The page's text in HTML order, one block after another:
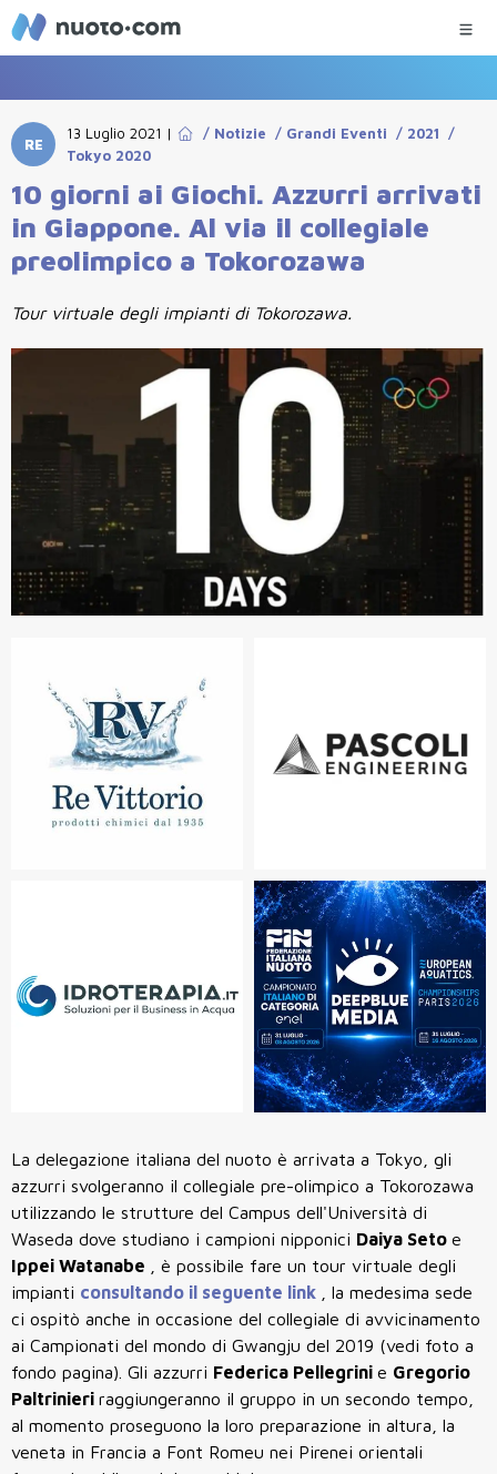
RE
13 Luglio 2021 | / Notizie / Grandi Eventi / 2021 /
Tokyo 2020
10 giorni ai Giochi. Azzurri arrivati
in Giappone. Al via il collegiale
preolimpico a Tokorozawa
Tour virtuale degli impianti di Tokorozawa.
La delegazione italiana del nuoto è arrivata a Tokyo, gli
azzurri svolgeranno il collegiale pre-olimpico a Tokorozawa
utilizzando le strutture del Campus dell'Università di
Waseda dove studiano i campioni nipponici Daiya Seto e
Ippei Watanabe
, è possibile fare un tour virtuale degli
impianti consultando il seguente link
, la medesima sede
ci ospitò anche in occasione del collegiale di avvicinamento
ai Campionati del mondo di Gwangju del 2019 (vedi foto a
fondo pagina). Gli azzurri Federica Pellegrini e Gregorio
Paltrinieri raggiungeranno il gruppo in un secondo tempo,
al momento proseguono la loro preparazione in altura, la
veneta in Francia a Font Romeu nei Pirenei orientali